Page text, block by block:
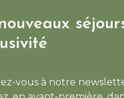
vous à notre